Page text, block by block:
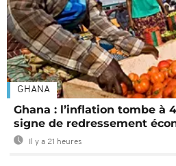
GHANA
Ghana : l’inflation tombe à
signe de redressement
Il y a 21 heures